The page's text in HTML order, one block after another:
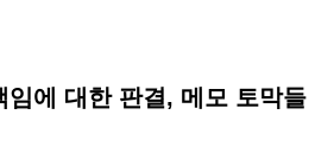
임에 대한 판결, 메모 토막들